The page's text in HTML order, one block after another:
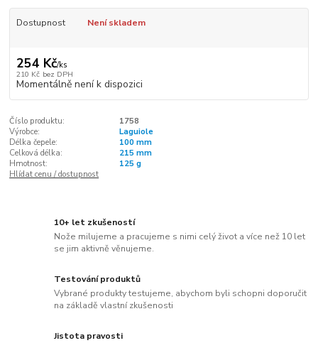
Dostupnost Není skladem
254 Kč/ks
210 Kč bez DPH
Momentálně není k dispozici
Číslo produktu:
1758
Výrobce:
Laguiole
Délka čepele:
100 mm
Celková délka:
215 mm
Hmotnost:
125 g
Hlídat cenu / dostupnost
10+ let zkušeností
Nože milujeme a pracujeme s nimi celý život a více než 10 let
se jim aktivně věnujeme.
Testování produktů
Vybrané produkty testujeme, abychom byli schopni doporučit
na základě vlastní zkušenosti
Jistota pravosti